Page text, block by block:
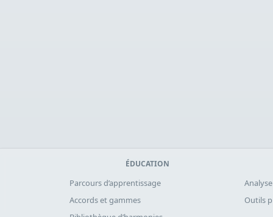
ÉDUCATION
Parcours d’apprentissage
Accords et gammes
Outils